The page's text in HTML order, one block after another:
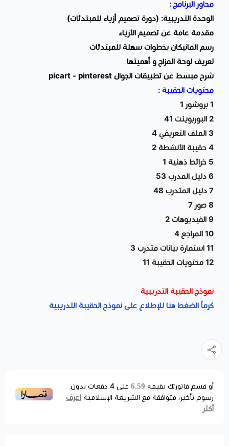
محاور البرنامج :
الوحدة التدريبية: (دورة تصميم أزياء للمبتدئات)
مقدمة عامة عن تصميم الأزياء
رسم المانيكان بخطوات سهلة للمبتدئات
تعريف لوحة المزاج و أهميتها
شرح مبسط عن تطبيقات الجوال picart - pinterest
محتويات الحقيبة :
1 بروشور 1
2 البوربوينت 41
3 الملف التعريفي 4
4 حقيبة الأنشطة 2
5 خرائط ذهنية 1
6 دليل المدرب 53
7 دليل المتدرب 48
8 صور 7
9 الفيديوهات 2
10 المراجع 4
11 استمارة بيانات متدرب 3
12 محتويات الحقيبة 11
نموذج الحقيبة التدريبية
كرماُ الضغط هنا للإطلاع على نموذج الحقيبة التدريبية
أو قسم فاتورتك بقيمة 6.59 على 4 دفعات بدون
رسوم تأخير، متوافقة مع الشريعة الإسلامية اعرف
أكثر